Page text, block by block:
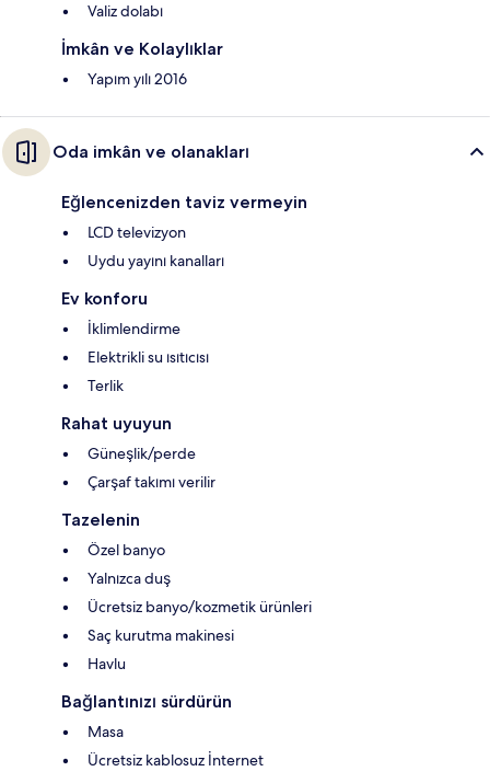
Valiz dolabı
İmkân ve Kolaylıklar
Yapım yılı 2016
Oda imkân ve olanakları
Eğlencenizden taviz vermeyin
LCD televizyon
Uydu yayını kanalları
Ev konforu
İklimlendirme
Elektrikli su ısıtıcısı
Terlik
Rahat uyuyun
Güneşlik/perde
Çarşaf takımı verilir
Tazelenin
Özel banyo
Yalnızca duş
Ücretsiz banyo/kozmetik ürünleri
Saç kurutma makinesi
Havlu
Bağlantınızı sürdürün
Masa
Ücretsiz kablosuz İnternet